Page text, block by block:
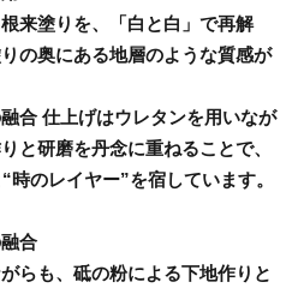
来塗りを、「白と白」で再解
の奥にある地層のような質感が
合 仕上げはウレタンを用いなが
と研磨を丹念に重ねることで、
のレイヤー”を宿しています。
合
らも、砥の粉による下地作りと